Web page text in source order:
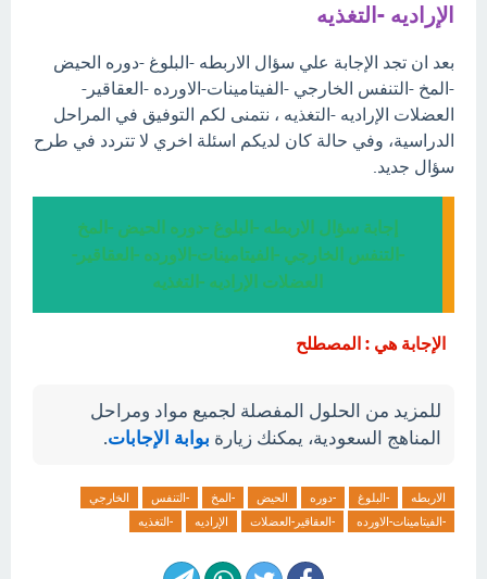
الإراديه -التغذيه
بعد ان تجد الإجابة علي سؤال الاربطه -البلوغ -دوره الحيض
-المخ -التنفس الخارجي -الفيتامينات-الاورده -العقاقير-
العضلات الإراديه -التغذيه ، نتمنى لكم التوفيق في المراحل
الدراسية، وفي حالة كان لديكم اسئلة اخري لا تتردد في طرح
سؤال جديد.
إجابة سؤال الاربطه -البلوغ -دوره الحيض -المخ
-التنفس الخارجي -الفيتامينات-الاورده -العقاقير-
العضلات الإراديه -التغذيه
الإجابة هي : المصطلح
للمزيد من الحلول المفصلة لجميع مواد ومراحل
المناهج السعودية، يمكنك زيارة بوابة الإجابات.
الاربطه -البلوغ -دوره الحيض -المخ -التنفس
الخارجي
-الفيتامينات-الاورده
-العقاقير-العضلات الإراديه -التغذيه